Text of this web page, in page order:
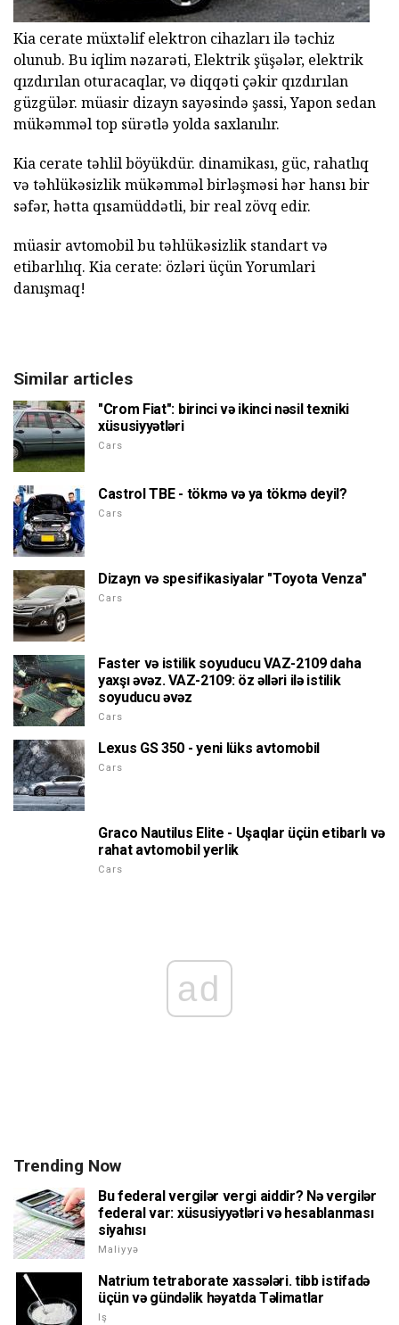
Kia cerate müxtəlif elektron cihazları ilə təchiz
olunub. Bu iqlim nəzarəti, Elektrik şüşələr, elektrik
qızdırılan oturacaqlar, və diqqəti çəkir qızdırılan
güzgülər. müasir dizayn sayəsində şassi, Yapon sedan
mükəmməl top sürətlə yolda saxlanılır.
Kia cerate təhlil böyükdür. dinamikası, güc, rahatlıq
və təhlükəsizlik mükəmməl birləşməsi hər hansı bir
səfər, hətta qısamüddətli, bir real zövq edir.
müasir avtomobil bu təhlükəsizlik standart və
etibarlılıq. Kia cerate: özləri üçün Yorumlari
danışmaq!
Similar articles
"Crom Fiat": birinci və ikinci nəsil texniki
xüsusiyyətləri
Cars
Castrol TBE - tökmə və ya tökmə deyil?
Cars
Dizayn və spesifikasiyalar "Toyota Venza"
Cars
Faster və istilik soyuducu VAZ-2109 daha
yaxşı əvəz. VAZ-2109: öz əlləri ilə istilik
soyuducu əvəz
Cars
Lexus GS 350 - yeni lüks avtomobil
Cars
Graco Nautilus Elite - Uşaqlar üçün etibarlı və
rahat avtomobil yerlik
Cars
ad
Trending Now
Bu federal vergilər vergi aiddir? Nə vergilər
federal var: xüsusiyyətləri və hesablanması
siyahısı
Maliyyə
Natrium tetraborate xassələri. tibb istifadə
üçün və gündəlik həyatda Təlimatlar
Iş